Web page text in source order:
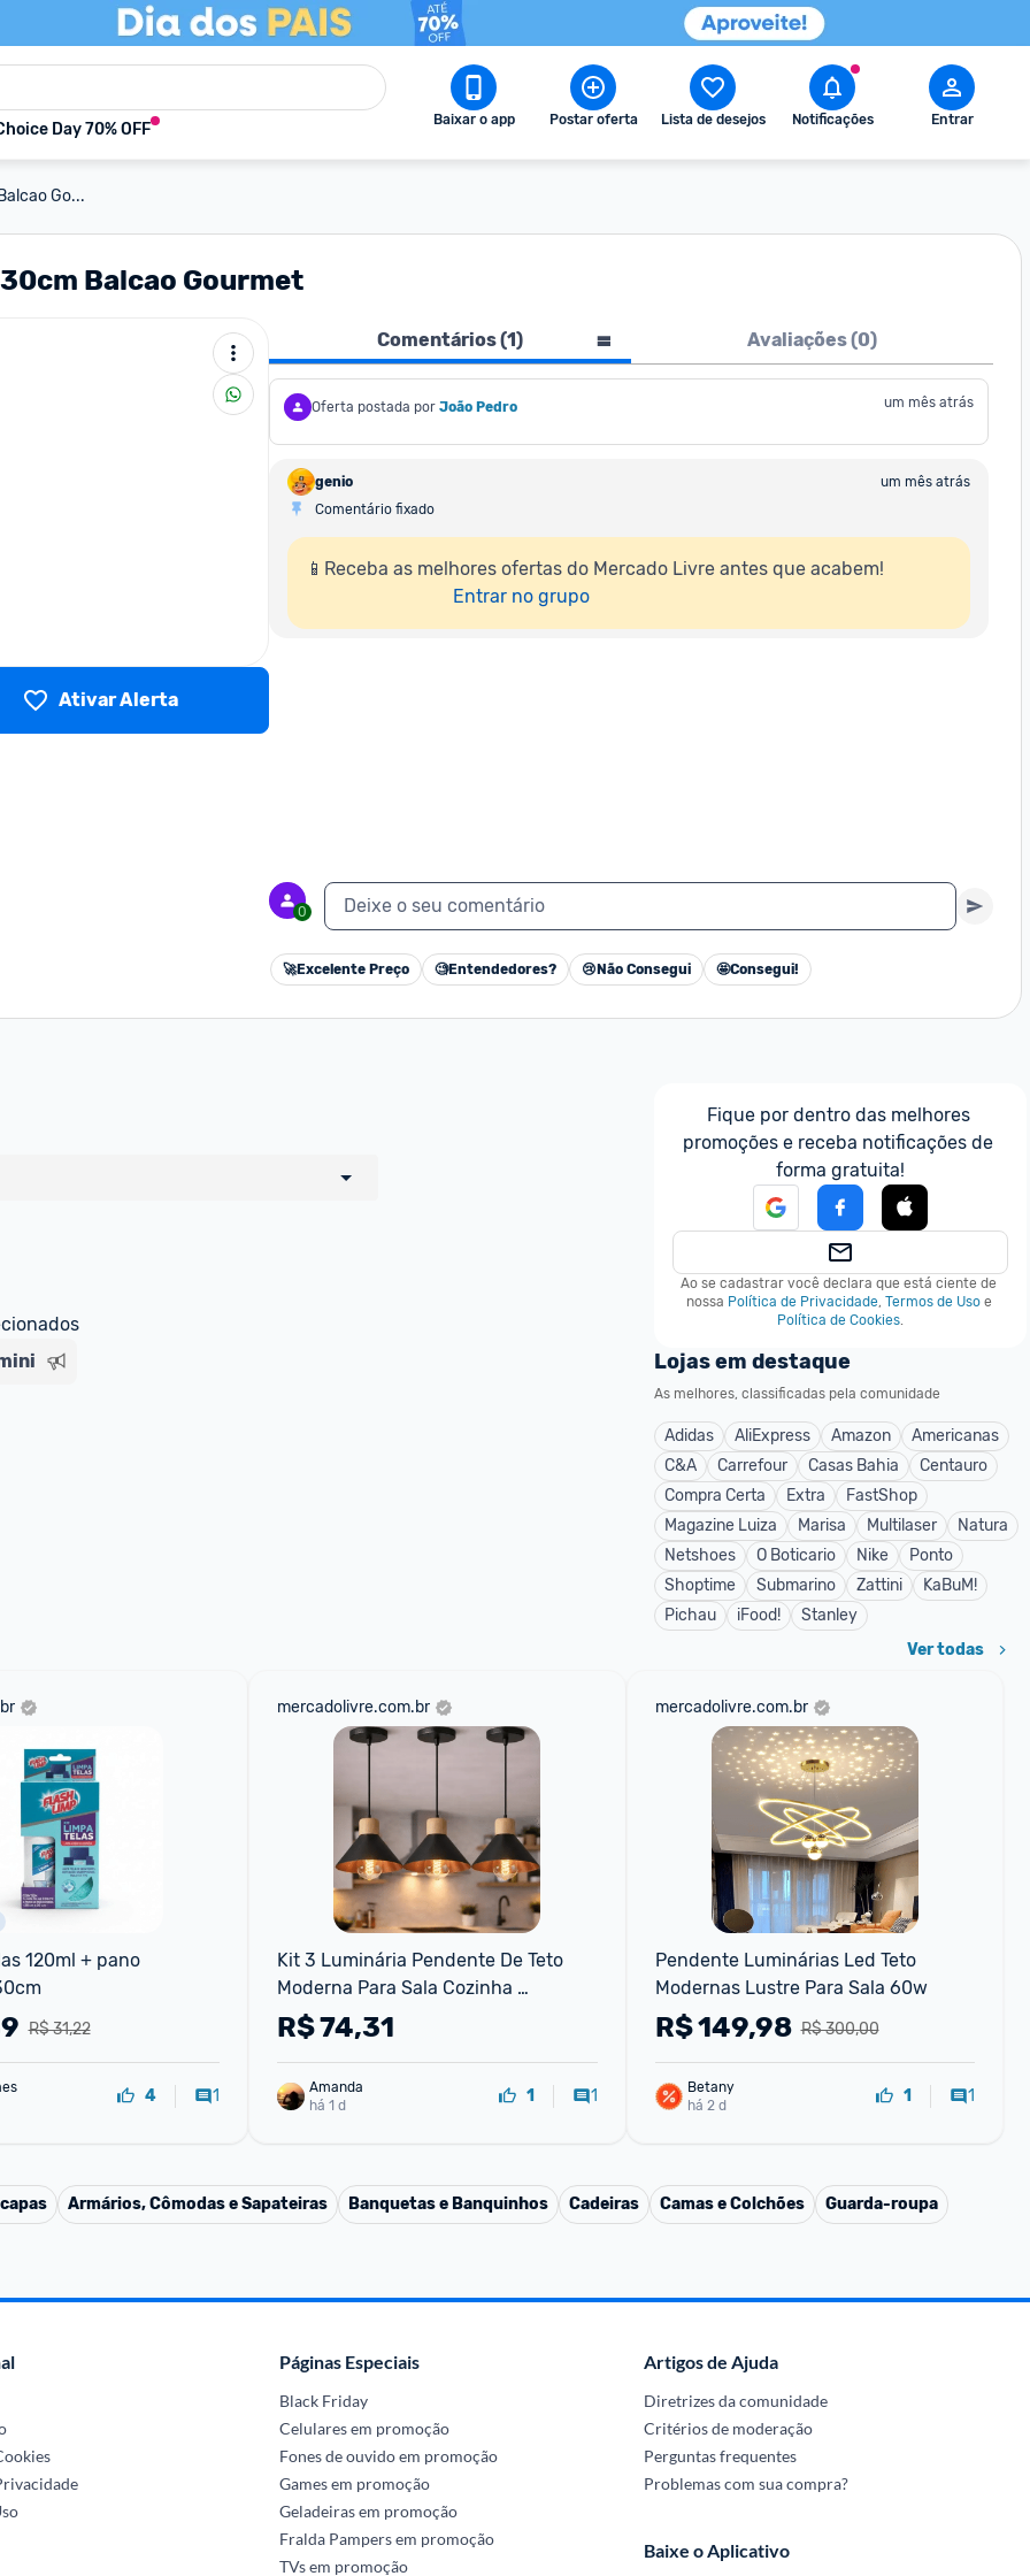
Day 70% OFF Baixar o app Postar oferta Lista de desejos Notificações Entrar
Go...
Balcao Gourmet
Ativar Alerta
Comentários (1) Avaliações (0)
Oferta postada por João Pedro um mês atrás
genio
um mês atrás
Comentário fixado
📱Receba as melhores ofertas do Mercado Livre antes que acabem!
Entrar no grupo
0 Deixe o seu comentário
🚀Excelente Preço 🧐Entendedores? 😢 Não Consegui 🤩Consegui!
um marketplace, nós indicamos no
sinalizamos através da tag
Fique por dentro das melhores
promoções e receba notificações de
forma gratuita!
Ao se cadastrar você declara que está ciente de
nossa Política de Privacidade, Termos de Uso e
Política de Cookies.
Lojas em destaque
As melhores, classificadas pela comunidade
Adidas AliExpress Amazon
Americanas
C&A
Carrefour Casas Bahia
Centauro
Compra Certa
Extra
FastShop
Magazine Luiza
Marisa Multilaser
Natura
Netshoes
O Boticario Nike
Ponto
Shoptime
Submarino Zattini
KaBuM!
Pichau
iFood! Stanley
Ver todas
120ml + pano
R$ 31,22
4 1
mercadolivre.com.br
Kit 3 Luminária Pendente De Teto
Moderna Para Sala Cozinha
Escritório - Cor Preto E Cobre -
Bivolt Lustre Moderno
R$74,31
Amanda
há 1 d
1 1
mercadolivre.com.br
Pendente Luminárias Led Teto
Modernas Lustre Para Sala 60w
R$ 300,00
R$149,98
Betany
há 2 d
1 1
Armários, Cômodas e Sapateiras Banquetas e Banquinhos Cadeiras Camas e Colchões Guarda-roupa
Páginas Especiais
Black Friday
Celulares em promoção
Fones de ouvido em promoção
Games em promoção
Geladeiras em promoção
Fralda Pampers em promoção
TVs em promoção
Artigos de Ajuda
Diretrizes da comunidade
Critérios de moderação
Perguntas frequentes
Problemas com sua compra?
Baixe o Aplicativo